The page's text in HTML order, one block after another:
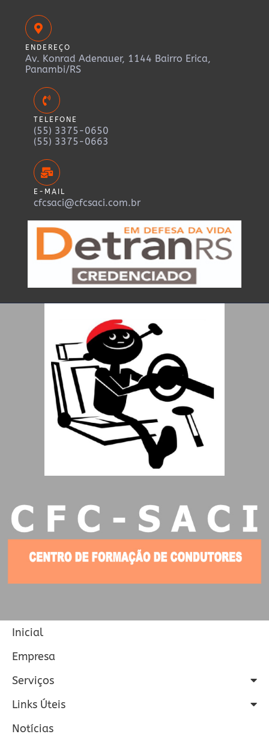
ENDEREÇO
Av. Konrad Adenauer, 1144 Bairro Erica,
Panambi/RS
TELEFONE
(55) 3375-0650
(55) 3375-0663
E-MAIL
cfcsaci@cfcsaci.com.br
Inicial
Empresa
Serviços
Links Úteis
Notícias